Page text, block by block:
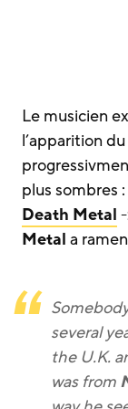
Le musicien
l’apparition du
plus sombres :
Death Metal
Metal a
several
the U.K.
was from